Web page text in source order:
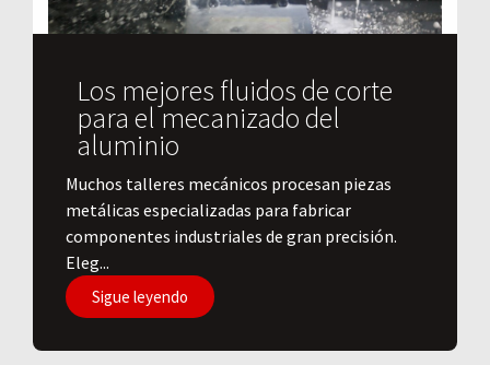
Los mejores fluidos de corte
para el mecanizado del
aluminio
​Muchos talleres mecánicos procesan piezas
metálicas especializadas para fabricar
componentes industriales de gran precisión.
Eleg...
Sigue leyendo